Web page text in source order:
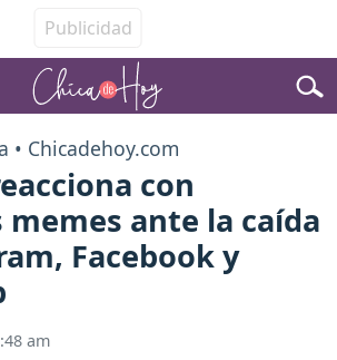
• Chicadehoy.com
con
ante la caída
Facebook y
am